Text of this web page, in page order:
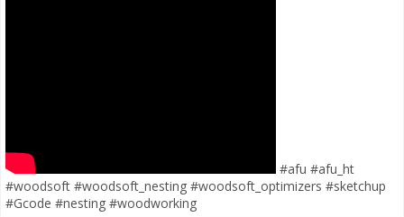
#afu #afu_ht
#woodsoft #woodsoft_nesting #woodsoft_optimizers #sketchup
#Gcode #nesting #woodworking